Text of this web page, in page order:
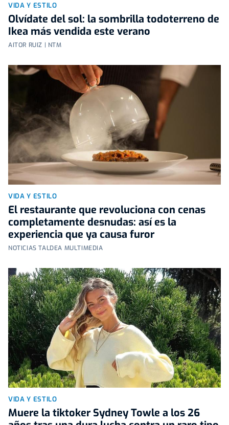
VIDA Y ESTILO
Olvídate del sol: la sombrilla todoterreno de
Ikea más vendida este verano
AITOR RUIZ | NTM
VIDA Y ESTILO
El restaurante que revoluciona con cenas
completamente desnudas: así es la
experiencia que ya causa furor
NOTICIAS TALDEA MULTIMEDIA
VIDA Y ESTILO
Muere la tiktoker Sydney Towle a los 26